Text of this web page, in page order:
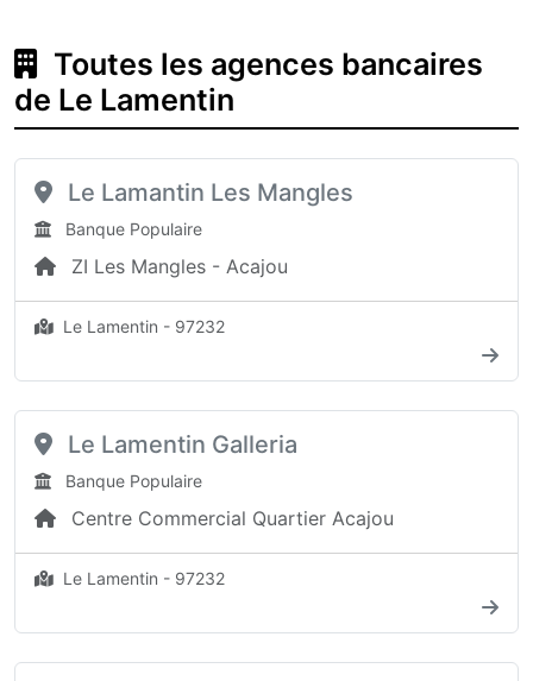
Toutes les agences bancaires
de Le Lamentin
Le Lamantin Les Mangles
Banque Populaire
ZI Les Mangles - Acajou
Le Lamentin - 97232
Le Lamentin Galleria
Banque Populaire
Centre Commercial Quartier Acajou
Le Lamentin - 97232